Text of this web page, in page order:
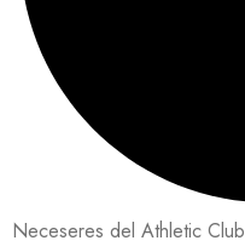
Neceseres del Athletic Club